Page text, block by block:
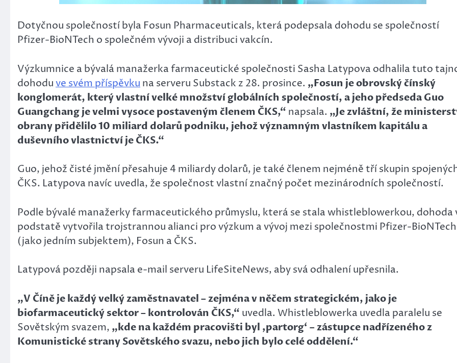
Dotyčnou společností byla Fosun Pharmaceuticals, která podepsala dohodu se společností
Pfizer-BioNTech o společném vývoji a distribuci vakcín.
Výzkumnice a bývalá manažerka farmaceutické společnosti Sasha Latypova odhalila tuto
dohoduve svém příspěvku na serveru Substack z 28. prosince. „Fosun je obrovský čínský
konglomerát, který vlastní velké množství globálních společností, a jeho předseda Guo
Guangchang je velmi vysoce postaveným členem ČKS,“ napsala. „Je zvláštní, že
obrany přidělilo 10 miliard dolarů podniku, jehož významným vlastníkem kapitálu a
duševního vlastnictví je ČKS.“
Guo, jehož čisté jmění přesahuje 4 miliardy dolarů, je také členem nejméně tří skupin
ČKS. Latypova navíc uvedla, že společnost vlastní značný počet mezinárodních společností.
Podle bývalé manažerky farmaceutického průmyslu, která se stala whistleblowerkou, dohoda
podstatě vytvořila trojstrannou alianci pro výzkum a vývoj mezi společnostmi Pfizer-BioNTech
(jako jedním subjektem), Fosun a ČKS.
Latypová později napsala e-mail serveru LifeSiteNews, aby svá odhalení upřesnila.
„V Číně je každý velký zaměstnavatel – zejména v něčem strategickém, jako je
biofarmaceutický sektor – kontrolován ČKS,“ uvedla. Whistleblowerka uvedla paralelu se
Sovětským svazem, „kde na každém pracovišti byl ‚partorg‘ – zástupce nadřízeného z
Komunistické strany Sovětského svazu, nebo jich bylo celé oddělení.“